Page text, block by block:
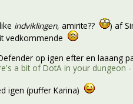
indviklingen, amirite??
) af
vedkommende
op igen efter en laaang
a bit of DotA in your dungeon -
igen (puffer Karina)